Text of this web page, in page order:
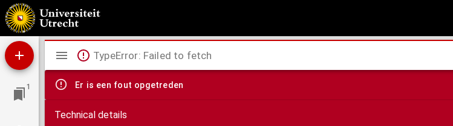
Landwirtschaftliches Tieralbum : 76 Farbendruckbilder der wichtigsten Haustier-Rassen
1
Mirador
viewer
TypeError: Failed to fetch
Er is een fout opgetreden
Technical details